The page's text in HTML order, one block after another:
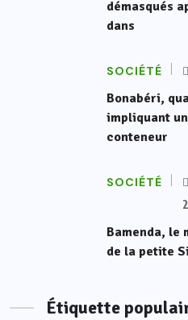
démasqués
dans
SOCIÉTÉ
Bonabéri,
impliquant
conteneur
SOCIÉTÉ
Bamenda, le
de la petite
Étiquette